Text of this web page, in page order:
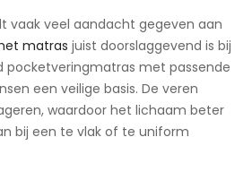
vaak veel aandacht gegeven aan
matras juist doorslaggevend is bij
pocketveringmatras met passende
een veilige basis. De veren
waardoor het lichaam beter
bij een te vlak of te uniform